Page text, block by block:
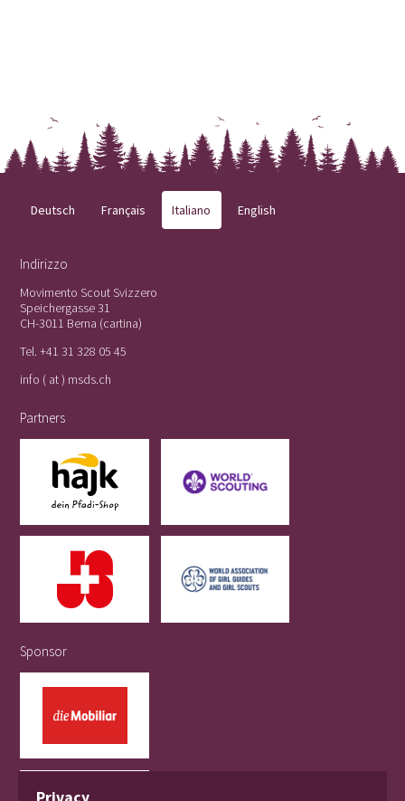
Deutsch Français Italiano English
Indirizzo
Movimento Scout Svizzero
Speichergasse 31
CH-3011 Berna (cartina)
Tel.+41 31 328 05 45
info ( at ) msds.ch
Partners
Sponsor